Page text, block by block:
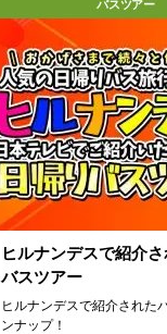
バスツアー
ヒルナンデスで紹介
バスツアー
ヒルナンデスで紹介された
ンナップ！